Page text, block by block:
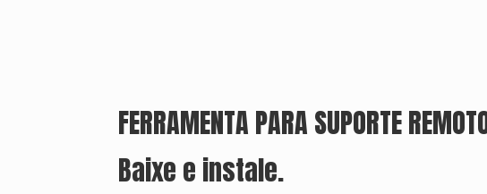
FERRAMENTA PARA SUPORTE
Baixe e instale.